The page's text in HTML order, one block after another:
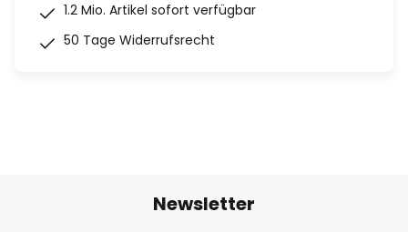
1.2 Mio. Artikel sofort verfügbar
50 Tage Widerrufsrecht
Newsletter